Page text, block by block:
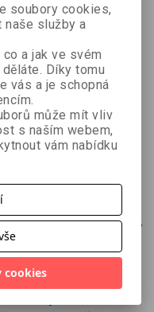
Je určena
Michalowicz napsal
podnikatele, kteří
podnikatelské
se na konci svých
ve světě
novými možnostmi
tušení. Průvodce,
obecných rad
životní zkušenosti a
ve čtyřiadvaceti
ubytovanou v
soubory cookies,
naše služby a
a jak ve svém
Díky tomu
vás a je schopná
může mít vliv
s naším webem,
vám nabídku
cookies